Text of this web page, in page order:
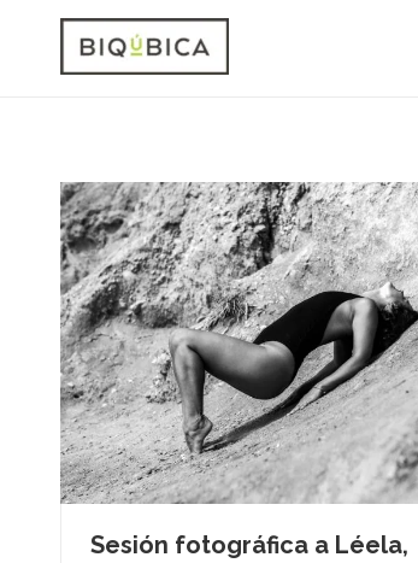
Sesión fotográfica a Léela,